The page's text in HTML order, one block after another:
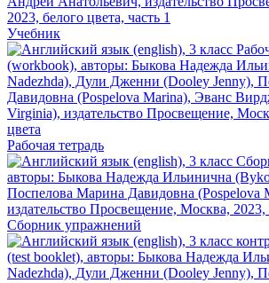
Учебник
Рабочая тетрадь
Сборник упражнений